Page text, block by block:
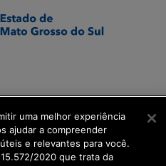
uma melhor experiência
ajudar a compreender
e relevantes para você.
2020 que trata da